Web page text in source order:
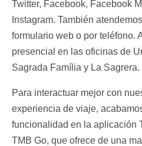
Twitter, Facebook, Facebook
Instagram. También
formulario web o por teléfono.
presencial en las oficinas de
Sagrada Família y La Sagrera.
Para interactuar mejor con
experiencia de viaje,
funcionalidad en la aplicación
TMB Go, que ofrece de una